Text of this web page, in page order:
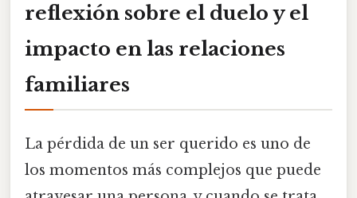
reflexión sobre el duelo y el
impacto en las relaciones
familiares
La pérdida de un ser querido es uno de
los momentos más complejos que puede